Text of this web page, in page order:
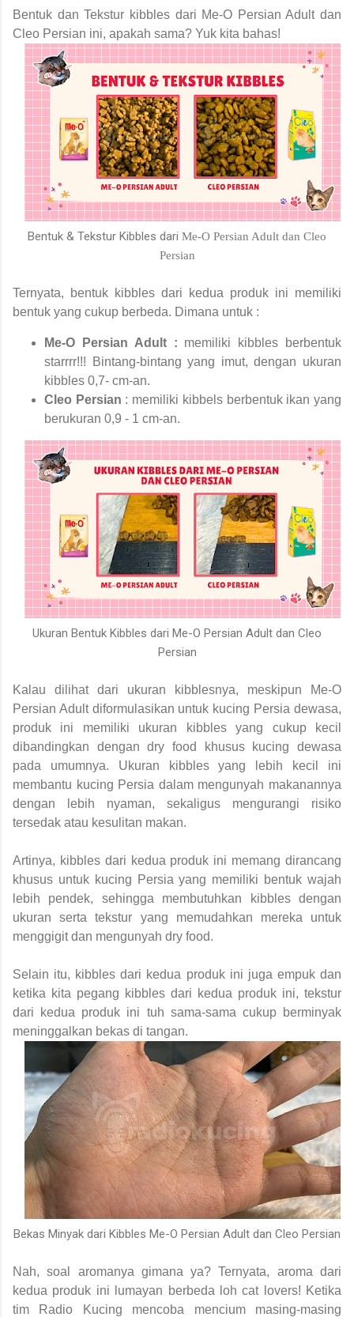
Bentuk dan Tekstur kibbles dari Me-O Persian Adult dan
Cleo Persian ini, apakah sama? Yuk kita bahas!
Bentuk & Tekstur Kibbles dari Me-O Persian Adult dan Cleo
Persian
Ternyata, bentuk kibbles dari kedua produk ini memiliki
bentuk yang cukup berbeda. Dimana untuk :
Me-O Persian Adult : memiliki kibbles berbentuk
starrrr!!! Bintang-bintang yang imut, dengan ukuran
kibbles 0,7- cm-an.
Cleo Persian : memiliki kibbels berbentuk ikan yang
berukuran 0,9 - 1 cm-an.
Ukuran Bentuk Kibbles dari Me-O Persian Adult dan Cleo
Persian
Kalau dilihat dari ukuran kibblesnya, meskipun Me-O
Persian Adult diformulasikan untuk kucing Persia dewasa,
produk ini memiliki ukuran kibbles yang cukup kecil
dibandingkan dengan dry food khusus kucing dewasa
pada umumnya. Ukuran kibbles yang lebih kecil ini
membantu kucing Persia dalam mengunyah makanannya
dengan lebih nyaman, sekaligus mengurangi risiko
tersedak atau kesulitan makan.
Artinya, kibbles dari kedua produk ini memang dirancang
khusus untuk kucing Persia yang memiliki bentuk wajah
lebih pendek, sehingga membutuhkan kibbles dengan
ukuran serta tekstur yang memudahkan mereka untuk
menggigit dan mengunyah dry food.
Selain itu, kibbles dari kedua produk ini juga empuk dan
ketika kita pegang kibbles dari kedua produk ini, tekstur
dari kedua produk ini tuh sama-sama cukup berminyak
meninggalkan bekas di tangan.
Bekas Minyak dari Kibbles Me-O Persian Adult dan Cleo Persian
Nah, soal aromanya gimana ya? Ternyata, aroma dari
kedua produk ini lumayan berbeda loh cat lovers! Ketika
tim Radio Kucing mencoba mencium masing-masing